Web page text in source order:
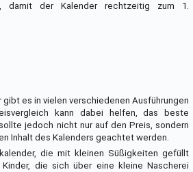
damit der Kalender rechtzeitig zum 1.
es in vielen verschiedenen Ausführungen
kann dabei helfen, das beste
jedoch nicht nur auf den Preis, sondern
Inhalt des Kalenders geachtet werden.
die mit kleinen Süßigkeiten gefüllt
die sich über eine kleine Nascherei